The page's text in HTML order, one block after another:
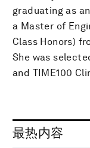
graduating as
a Master of
Class Honors)
She was
and TIME100
最热内容